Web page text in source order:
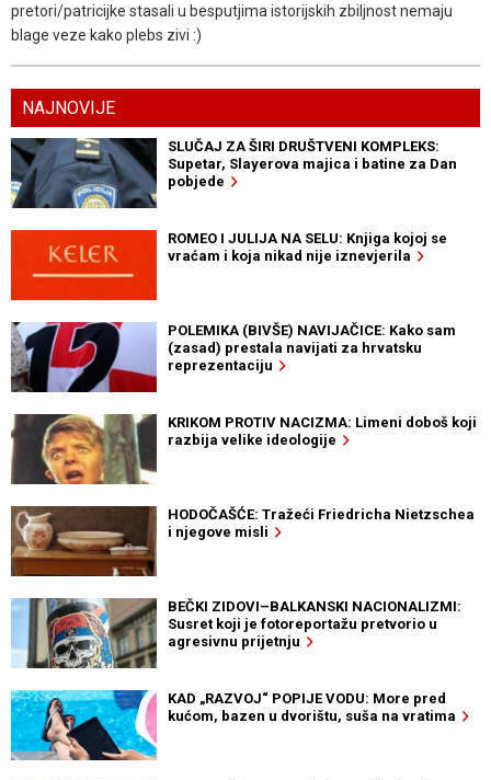
pretori/patricijke stasali u besputjima istorijskih zbiljnost nemaju
blage veze kako plebs zivi :)
NAJNOVIJE
SLUČAJ ZA ŠIRI DRUŠTVENI KOMPLEKS:
Supetar, Slayerova majica i batine za Dan
pobjede
ROMEO I JULIJA NA SELU: Knjiga kojoj se
vraćam i koja nikad nije iznevjerila
POLEMIKA (BIVŠE) NAVIJAČICE: Kako sam
(zasad) prestala navijati za hrvatsku
reprezentaciju
KRIKOM PROTIV NACIZMA: Limeni doboš koji
razbija velike ideologije
HODOČAŠĆE: Tražeći Friedricha Nietzschea
i njegove misli
BEČKI ZIDOVI–BALKANSKI NACIONALIZMI:
Susret koji je fotoreportažu pretvorio u
agresivnu prijetnju
KAD „RAZVOJ“ POPIJE VODU: More pred
kućom, bazen u dvorištu, suša na vratima